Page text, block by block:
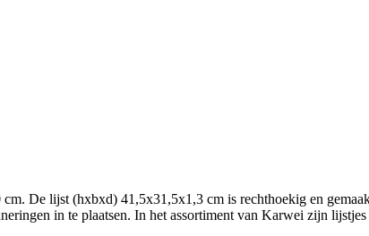
De lijst (hxbxd) 41,5x31,5x1,3 cm is rechthoekig en
in te plaatsen. In het assortiment van Karwei zijn